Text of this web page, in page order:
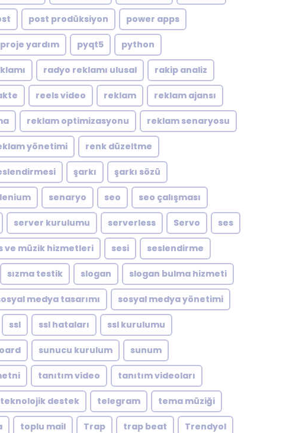
post prodüksiyon power apps
proje yardım pyqt5 python
radyo reklamı ulusal rakip analiz
reels video reklam reklam ajansı
reklam optimizasyonu reklam senaryosu
yönetimi renk düzeltme
şarkı şarkı sözü
senaryo seo seo çalışması
server kurulumu serverless Servo ses
ve müzik hizmetleri sesi seslendirme
sızma testik slogan slogan bulma hizmeti
medya tasarımı sosyal medya yönetimi
ssl ssl hataları ssl kurulumu
sunucu kurulum sunum
tanıtım video tanıtım videoları
teknolojik destek telegram tema müziği
toplu mail Trap trap beat Trendyol